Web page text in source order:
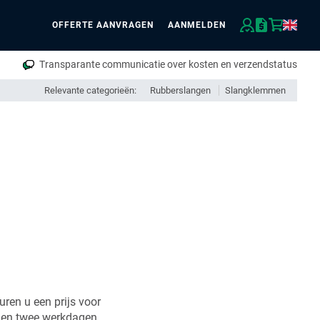
OFFERTE AANVRAGEN AANMELDEN
Transparante communicatie over kosten en verzendstatus
Relevante categorieën: Rubberslangen Slangklemmen
u een prijs voor